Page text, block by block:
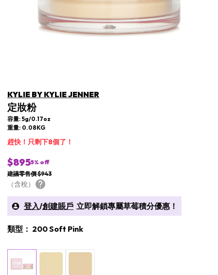
KYLIE BY KYLIE JENNER
定妝粉
容量: 5g/0.17oz
重量: 0.08KG
趕快！只剩下8個了！
$8955% off
建議零售價 $943
（含稅）
登入/創建賬戶 立即解鎖專屬草莓積分優惠！
類型： 200 Soft Pink